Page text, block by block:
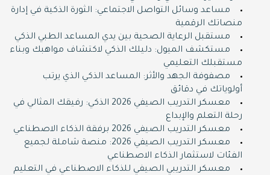
مساعد وسائل التواصل الاجتماعي: الثورة الذكية في إدارة
منصاتك الرقمية
مستقبل الرعاية الصحية بين يدي المساعد الطبي الذكي
مستكشف الميول: دليلك الذكي لاكتشاف مواهبك وبناء
مستقبلك التعليمي
مصفوفة الجهد والأثر: المساعد الذكي الذي يرتب
أولوياتك في دقائق
معسكر التدريب الصيفي 2026 الذكي: رفيقك المثالي في
رحلة التعلم والإبداع
معسكر التدريب الصيفي 2026 برفقة الذكاء الاصطناعي
معسكر التدريب الصيفي 2026: منصة شاملة لجميع
الفئات لاستثمار الذكاء الاصطناعي
معسكر التدريبي الصيفي للذكاء الاصطناعي في التعليم